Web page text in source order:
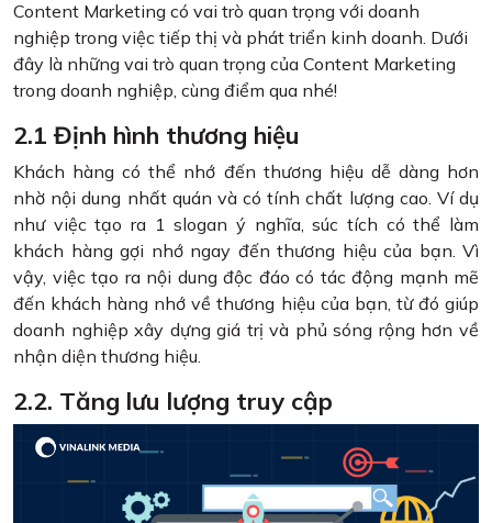
Content Marketing có vai trò quan trọng với doanh
nghiệp trong việc tiếp thị và phát triển kinh doanh. Dưới
đây là những vai trò quan trọng của Content Marketing
trong doanh nghiệp, cùng điểm qua nhé!
2.1 Định hình thương hiệu
Khách hàng có thể nhớ đến thương hiệu dễ dàng hơn
nhờ nội dung nhất quán và có tính chất lượng cao. Ví dụ
như việc tạo ra 1 slogan ý nghĩa, súc tích có thể làm
khách hàng gợi nhớ ngay đến thương hiệu của bạn. Vì
vậy, việc tạo ra nội dung độc đáo có tác động mạnh mẽ
đến khách hàng nhớ về thương hiệu của bạn, từ đó giúp
doanh nghiệp xây dựng giá trị và phủ sóng rộng hơn về
nhận diện thương hiệu.
2.2. Tăng lưu lượng truy cập